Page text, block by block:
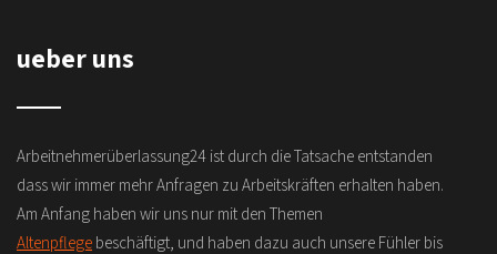
ueber uns
Arbeitnehmerüberlassung24 ist durch die Tatsache entstanden
dass wir immer mehr Anfragen zu Arbeitskräften erhalten haben.
Am Anfang haben wir uns nur mit den Themen
Altenpflege beschäftigt, und haben dazu auch unsere Fühler bis